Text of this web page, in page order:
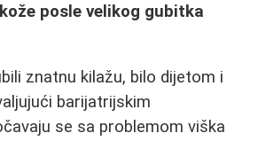
posle velikog gubitka
znatnu kilažu, bilo dijetom i
barijatrijskim
se sa problemom viška